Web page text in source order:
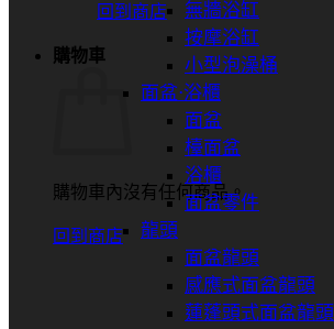
回到商店
購物車
購物車內沒有任何商品。
回到商店
無牆浴缸
按摩浴缸
小型泡澡桶
面盆⋅浴櫃
面盆
檯面盆
浴櫃
面盆零件
龍頭
面盆龍頭
感應式面盆龍頭
蓮蓬頭式面盆龍頭